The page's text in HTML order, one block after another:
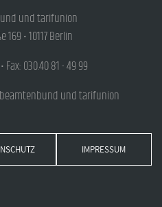
und tarifunion
• 10117 Berlin
Fax: 030.40 81 - 49 99
und tarifunion
IMPRESSUM